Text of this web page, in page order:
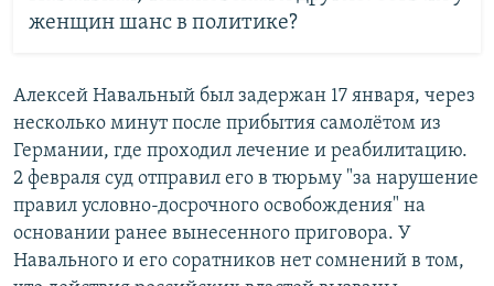
женщин шанс в политике?
Алексей Навальный был задержан 17 января, через
несколько минут после прибытия самолётом из
Германии, где проходил лечение и реабилитацию.
2 февраля суд отправил его в тюрьму "за нарушение
правил условно-досрочного освобождения" на
основании ранее вынесенного приговора. У
Навального и его соратников нет сомнений в том,